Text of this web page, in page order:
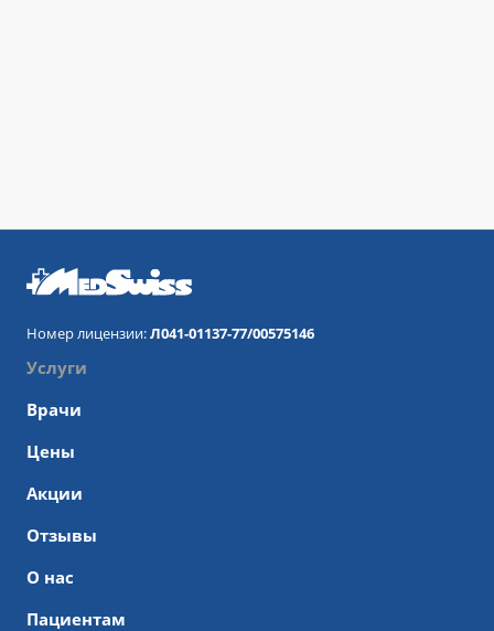
Номер лицензии:Л041-01137-77/00575146
Услуги
Врачи
Цены
Акции
Отзывы
О нас
Пациентам